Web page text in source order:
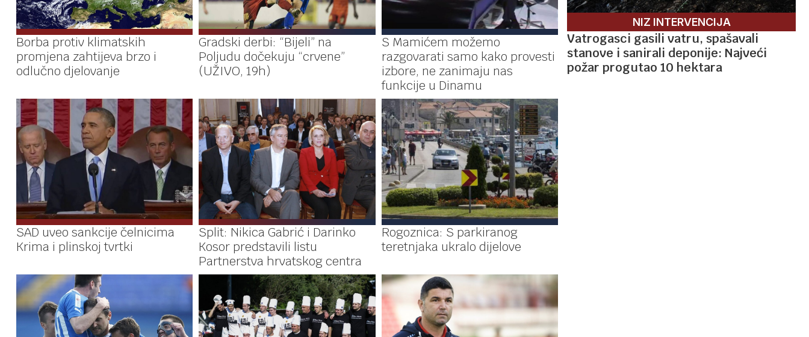
Borba protiv klimatskih
promjena zahtijeva brzo i
odlučno djelovanje
Gradski derbi: “Bijeli” na
Poljudu dočekuju “crvene”
(UŽIVO, 19h)
S Mamićem možemo
razgovarati samo kako provesti
izbore, ne zanimaju nas
funkcije u Dinamu
SAD uveo sankcije čelnicima
Krima i plinskoj tvrtki
Split: Nikica Gabrić i Darinko
Kosor predstavili listu
Partnerstva hrvatskog centra
Rogoznica: S parkiranog
teretnjaka ukralo dijelove
NIZ INTERVENCIJA
Vatrogasci gasili vatru, spašavali
stanove i sanirali deponije: Najveći
požar progutao 10 hektara